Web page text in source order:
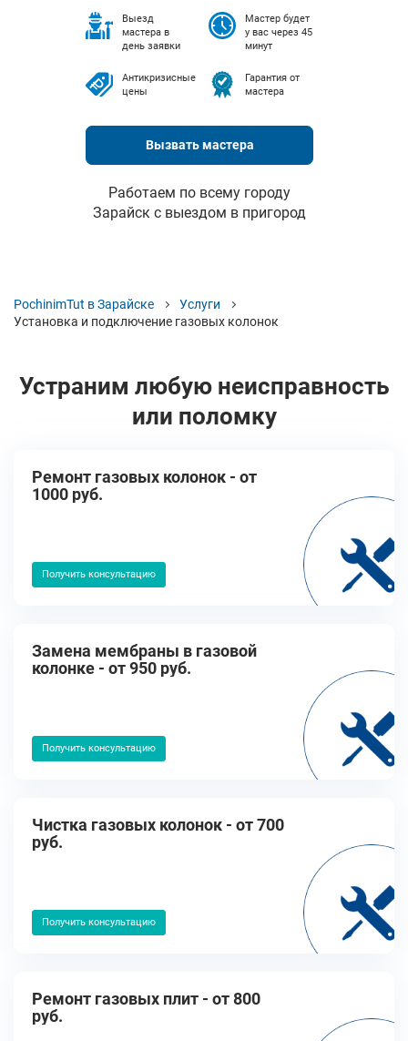
Выезд
мастера в
день заявки
Мастер будет
у вас через 45
минут
Антикризисные
цены
Гарантия от
мастера
Вызвать мастера
Работаем по всему городу
Зарайск с выездом в пригород
PochinimTut в Зарайске
Услуги
Установка и подключение газовых колонок
Устраним любую неисправность
или поломку
Ремонт газовых колонок - от
1000 руб.
Получить консультацию
Замена мембраны в газовой
колонке - от 950 руб.
Получить консультацию
Чистка газовых колонок - от 700
руб.
Получить консультацию
Ремонт газовых плит - от 800
руб.